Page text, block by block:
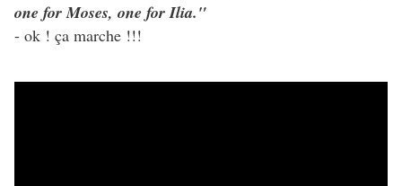
one for Moses, one for Ilia."
- ok ! ça marche !!!